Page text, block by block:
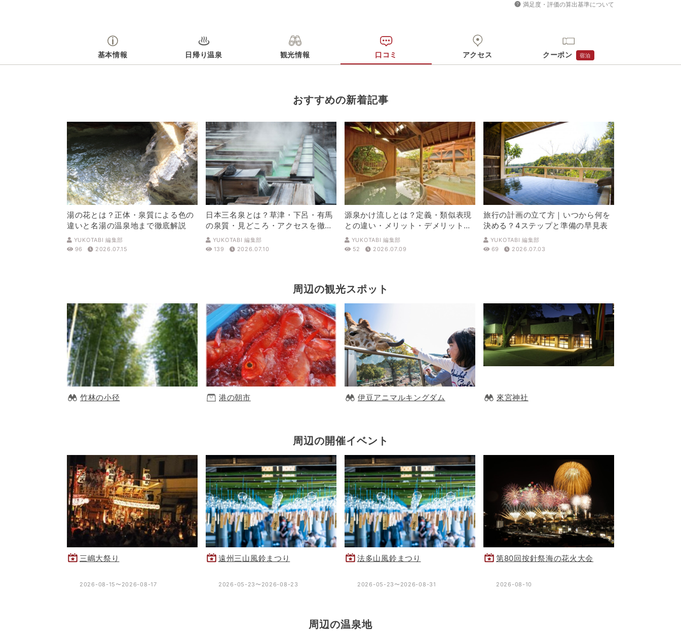
満足度・評価の算出基準について
基本情報 日帰り温泉 観光情報 口コミ アクセス クーポン 宿泊
おすすめの新着記事
湯の花とは？正体・泉質による色の
違いと名湯の温泉地まで徹底解説
YUKOTABI 編集部
96
2026.07.15
日本三名泉とは？草津・下呂・有馬
の泉質・見どころ・アクセスを徹底
解説
YUKOTABI 編集部
139
2026.07.10
源泉かけ流しとは？定義・類似表現
との違い・メリット・デメリットを
解説
YUKOTABI 編集部
52
2026.07.09
旅行の計画の立て方｜いつから何を
決める？4ステップと準備の早見表
YUKOTABI 編集部
69
2026.07.03
周辺の観光スポット
竹林の小径 港の朝市 伊豆アニマルキングダム 來宮神社
周辺の開催イベント
三嶋大祭り
2026-08-15〜2026-08-17
遠州三山風鈴まつり
2026-05-23〜2026-08-23
法多山風鈴まつり
2026-05-23〜2026-08-31
第80回按針祭海の花火大会
2026-08-10
周辺の温泉地